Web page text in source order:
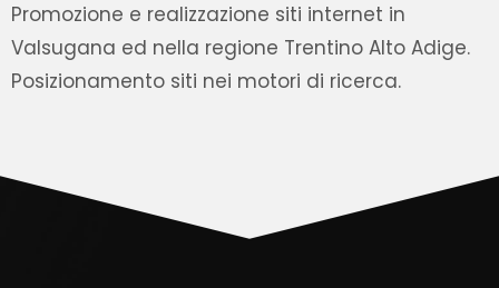
Promozione e realizzazione siti internet in
Valsugana ed nella regione Trentino Alto Adige.
Posizionamento siti nei motori di ricerca.